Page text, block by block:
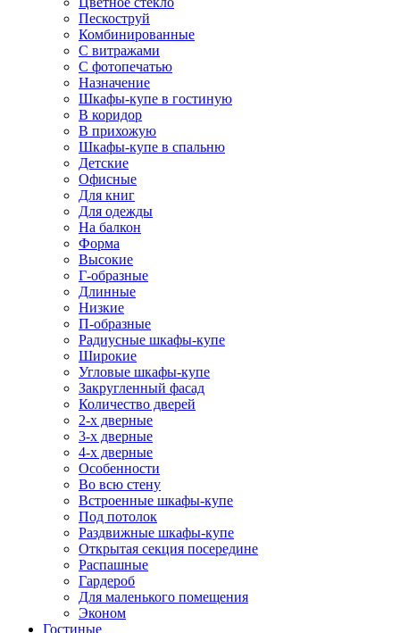
Пескоструй
Комбинированные
С витражами
С фотопечатью
Назначение
Шкафы-купе в гостиную
В коридор
В прихожую
Шкафы-купе в спальню
Детские
Офисные
Для книг
Для одежды
На балкон
Форма
Высокие
Г-образные
Длинные
Низкие
П-образные
Радиусные шкафы-купе
Широкие
Угловые шкафы-купе
Закругленный фасад
Количество дверей
2-х дверные
3-х дверные
4-х дверные
Особенности
Во всю стену
Встроенные шкафы-купе
Под потолок
Раздвижные шкафы-купе
Открытая секция посередине
Распашные
Гардероб
Для маленького помещения
Эконом
Гостиные